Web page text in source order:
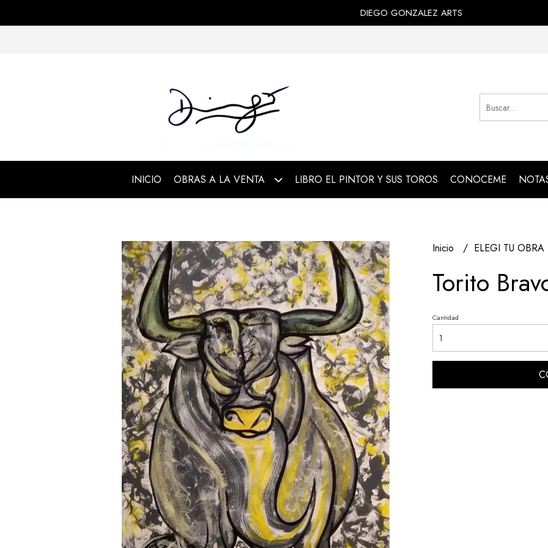
DIEGO GONZALEZ ARTS
INICIO OBRAS A LA VENTA LIBRO EL PINTOR Y SUS TOROS CONOCEME
Inicio ELEGI TU OBRA
Torito
Cantidad